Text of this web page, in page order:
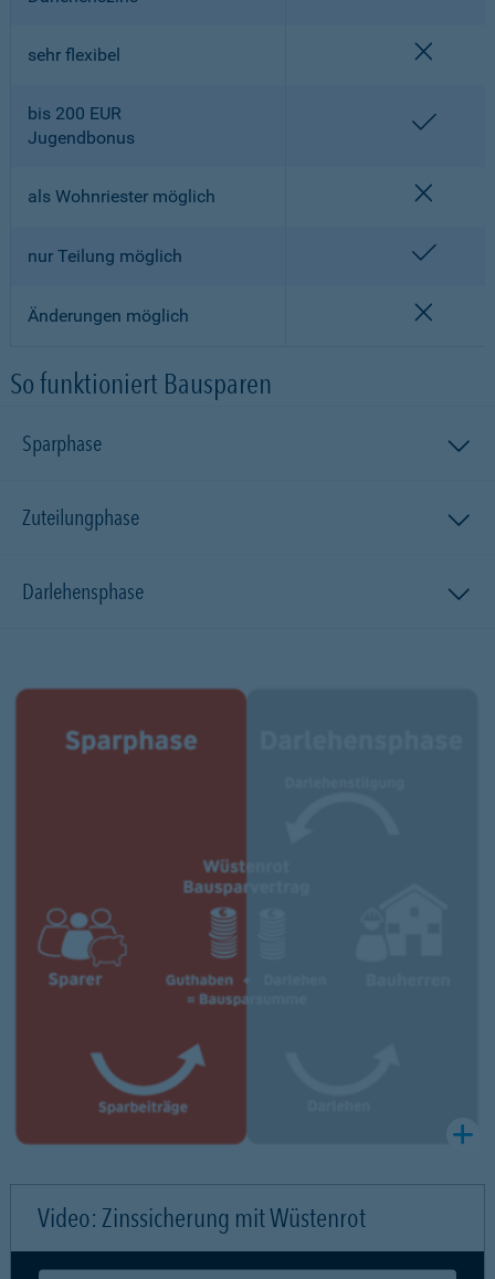
sehr flexibel
bis 200 EUR
Jugendbonus
als Wohnriester möglich
nur Teilung möglich
Änderungen möglich
So funktioniert Bausparen
Sparphase
Zuteilungphase
Darlehensphase
Video: Zinssicherung mit Wüstenrot